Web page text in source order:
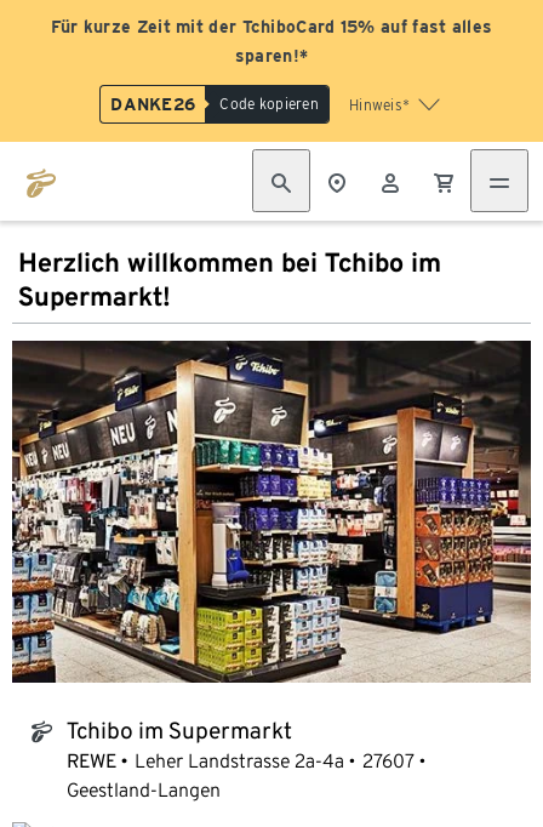
Für kurze Zeit mit der TchiboCard 15% auf fast alles
sparen!*
DANKE26 Code kopieren Hinweis*
Herzlich willkommen bei Tchibo im
Supermarkt!
tchibo_logo Tchibo im Supermarkt
REWE Leher Landstrasse 2a-4a
27607
Geestland-Langen